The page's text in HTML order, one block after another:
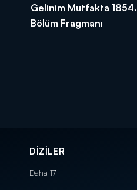
Gelinim Mutfakta 1854.
Bölüm Fragmanı
DİZİLER
Daha 17